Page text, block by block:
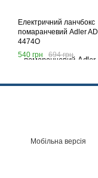
Електричний ланчбокс
помаранчевий Adler AD
4474O
540 грн
694 грн
Мобільна версія